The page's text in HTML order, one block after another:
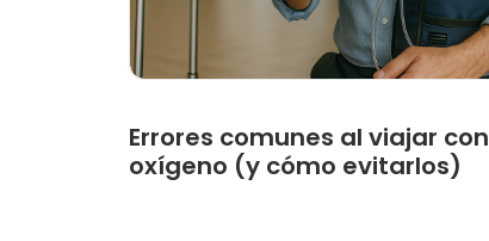
Errores comunes al viajar con
oxígeno (y cómo evitarlos)